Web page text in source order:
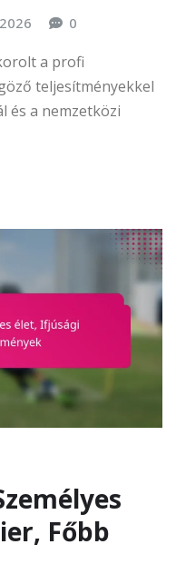
0
a profi
teljesítményekkel
és a nemzetközi
Főbb